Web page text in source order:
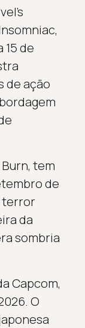
de
de ação
tem
de
terror
da
sombria
Capcom,
O